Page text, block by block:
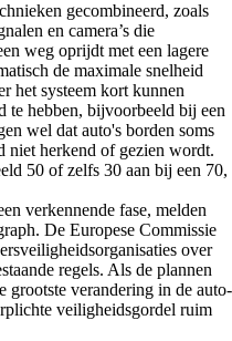
gecombineerd, zoals
en camera’s die
weg oprijdt met een lagere
de maximale snelheid
het systeem kort kunnen
te hebben, bijvoorbeeld bij een
wel dat auto's borden soms
niet herkend of gezien wordt.
50 of zelfs 30 aan bij een 70,
verkennende fase, melden
De Europese Commissie
over
regels. Als de plannen
grootste verandering in de auto-
veiligheidsgordel ruim